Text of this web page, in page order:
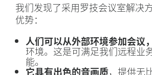
我们发现了采用罗技会议室解决
优势：
人们可以从外部环境参加会议，
环境。这是可满足我们远程业
能。
它具有出色的音画质，提供无